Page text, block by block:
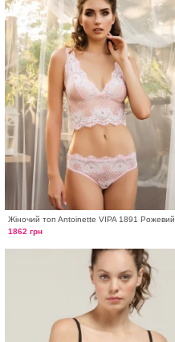
Жіночий топ Antoinette VIPA 1891 Рожевий
1862 грн